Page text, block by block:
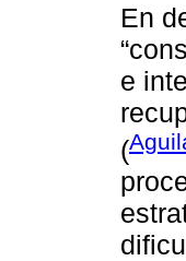
En
e
(